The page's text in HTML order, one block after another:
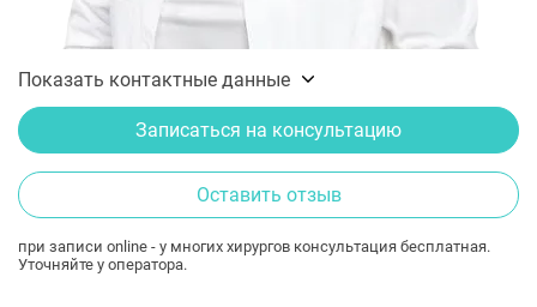
Показать контактные данные
Записаться на консультацию
Оставить отзыв
при записи online - у многих хирургов консультация бесплатная.
Уточняйте у оператора.